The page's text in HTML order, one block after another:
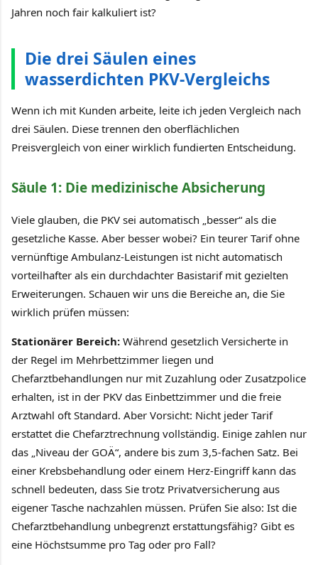
Jahren noch fair kalkuliert ist?
Die drei Säulen eines
wasserdichten PKV-Vergleichs
Wenn ich mit Kunden arbeite, leite ich jeden Vergleich nach
drei Säulen. Diese trennen den oberflächlichen
Preisvergleich von einer wirklich fundierten Entscheidung.
Säule 1: Die medizinische Absicherung
Viele glauben, die PKV sei automatisch „besser“ als die
gesetzliche Kasse. Aber besser wobei? Ein teurer Tarif ohne
vernünftige Ambulanz-Leistungen ist nicht automatisch
vorteilhafter als ein durchdachter Basistarif mit gezielten
Erweiterungen. Schauen wir uns die Bereiche an, die Sie
wirklich prüfen müssen:
Stationärer Bereich: Während gesetzlich Versicherte in
der Regel im Mehrbettzimmer liegen und
Chefarztbehandlungen nur mit Zuzahlung oder Zusatzpolice
erhalten, ist in der PKV das Einbettzimmer und die freie
Arztwahl oft Standard. Aber Vorsicht: Nicht jeder Tarif
erstattet die Chefarztrechnung vollständig. Einige zahlen nur
das „Niveau der GOÄ“, andere bis zum 3,5-fachen Satz. Bei
einer Krebsbehandlung oder einem Herz-Eingriff kann das
schnell bedeuten, dass Sie trotz Privatversicherung aus
eigener Tasche nachzahlen müssen. Prüfen Sie also: Ist die
Chefarztbehandlung unbegrenzt erstattungsfähig? Gibt es
eine Höchstsumme pro Tag oder pro Fall?